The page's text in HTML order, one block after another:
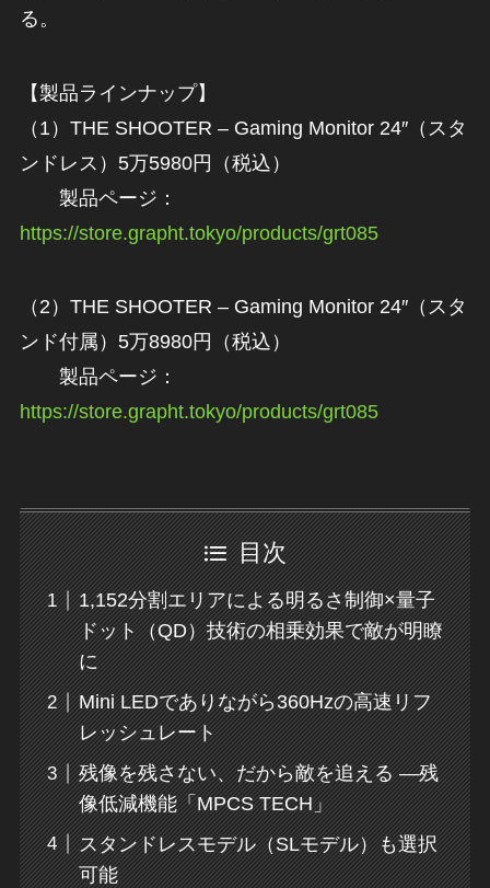
る。
【製品ラインナップ】
（1）THE SHOOTER – Gaming Monitor 24″（スタ
ンドレス）5万5980円（税込）
製品ページ：
https://store.grapht.tokyo/products/grt085
（2）THE SHOOTER – Gaming Monitor 24″（スタ
ンド付属）5万8980円（税込）
製品ページ：
https://store.grapht.tokyo/products/grt085
目次
1,152分割エリアによる明るさ制御×量子
ドット（QD）技術の相乗効果で敵が明瞭
に
Mini LEDでありながら360Hzの高速リフ
レッシュレート
残像を残さない、だから敵を追える ―残
像低減機能「MPCS TECH」
スタンドレスモデル（SLモデル）も選択
可能